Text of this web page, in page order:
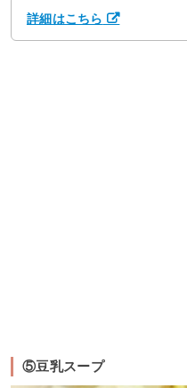
詳細はこちら
⑤豆乳スープ